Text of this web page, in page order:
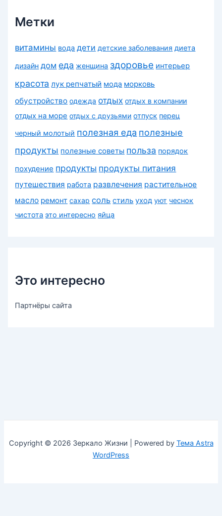
Метки
витамины вода дети детские заболевания диета
дизайн дом еда женщина здоровье интерьер
красота лук репчатый мода морковь
обустройство одежда отдых отдых в компании
отдых на море отдых с друзьями отпуск перец
черный молотый полезная еда полезные
продукты полезные советы польза порядок
похудение продукты продукты питания
путешествия работа развлечения растительное
масло ремонт сахар соль стиль уход уют чеснок
чистота это интересно яйца
Это интересно
Партнёры сайта
Copyright © 2026 Зеркало Жизни | Powered by Тема Astra
WordPress